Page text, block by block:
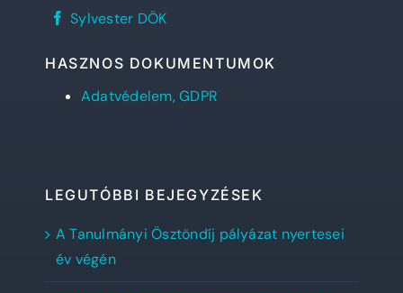
diáklapja
Sylvester
DÖK
oldala
Sylvester DÖK
HASZNOS DOKUMENTUMOK
Adatvédelem, GDPR
LEGUTÓBBI BEJEGYZÉSEK
A Tanulmányi Ösztöndíj pályázat nyertesei
év végén